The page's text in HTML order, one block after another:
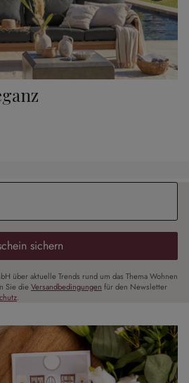
sichern
über aktuelle Trends rund um das Thema Wohnen
Sie die Versandbedingungen für den Newsletter
.